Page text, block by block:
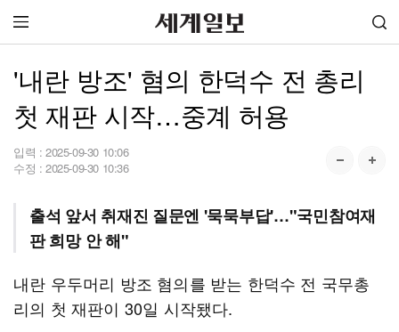
'내란 방조' 혐의 한덕수 전 총리
첫 재판 시작…중계 허용
입력 : 2025-09-30 10:06
수정 : 2025-09-30 10:36
출석 앞서 취재진 질문엔 '묵묵부답'…"국민참여재
판 희망 안 해"
내란 우두머리 방조 혐의를 받는 한덕수 전 국무총
리의 첫 재판이 30일 시작됐다.